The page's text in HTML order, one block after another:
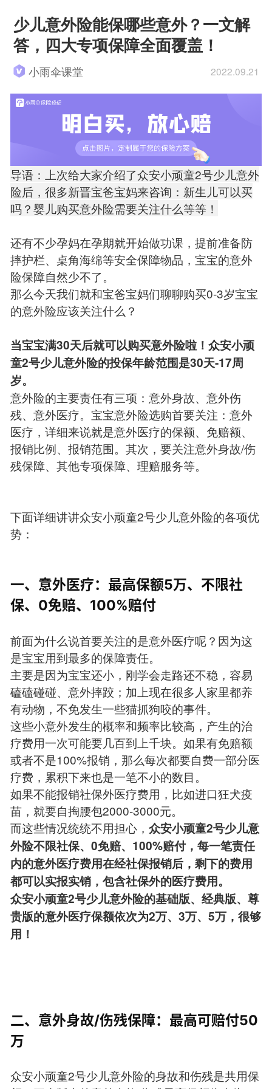
少儿意外险能保哪些意外？一文解
答，四大专项保障全面覆盖！
小雨伞课堂 2022.09.21
导语：上次给大家介绍了众安小顽童2号少儿意外
险后，很多新晋宝爸宝妈来咨询：新生儿可以买
吗？婴儿购买意外险需要关注什么等等！
还有不少孕妈在孕期就开始做功课，提前准备防
摔护栏、桌角海绵等安全保障物品，宝宝的意外
险保障自然少不了。
那么今天我们就和宝爸宝妈们聊聊购买0-3岁宝宝
的意外险应该关注什么？
当宝宝满30天后就可以购买意外险啦！众安小顽
童2号少儿意外险的投保年龄范围是30天-17周
岁。
意外险的主要责任有三项：意外身故、意外伤
残、意外医疗。宝宝意外险选购首要关注：意外
医疗，详细来说就是意外医疗的保额、免赔额、
报销比例、报销范围。其次，要关注意外身故/伤
残保障、其他专项保障、理赔服务等。
下面详细讲讲众安小顽童2号少儿意外险的各项优
势：
一、意外医疗：最高保额5万、不限社
保、0免赔、100%赔付
前面为什么说首要关注的是意外医疗呢？因为这
是宝宝用到最多的保障责任。
主要是因为宝宝还小，刚学会走路还不稳，容易
磕磕碰碰、意外摔跤；加上现在很多人家里都养
有动物，不免发生一些猫抓狗咬的事件。
这些小意外发生的概率和频率比较高，产生的治
疗费用一次可能要几百到上千块。如果有免赔额
或者不是100%报销，那么每次都要自费一部分医
疗费，累积下来也是一笔不小的数目。
如果不能报销社保外医疗费用，比如进口狂犬疫
苗，就要自掏腰包2000-3000元。
而这些情况统统不用担心， 众安小顽童2号少儿意
外险不限社保、0免赔、100%赔付，每一笔责任
内的意外医疗费用在经社保报销后，剩下的费用
都可以实报实销，包含社保外的医疗费用。
众安小顽童2号少儿意外险的基础版、经典版、尊
贵版的意外医疗保额依次为2万、3万、5万，很够
用！
二、意外身故/伤残保障：最高可赔付50
万
众安小顽童2号少儿意外险的身故和伤残是共用保